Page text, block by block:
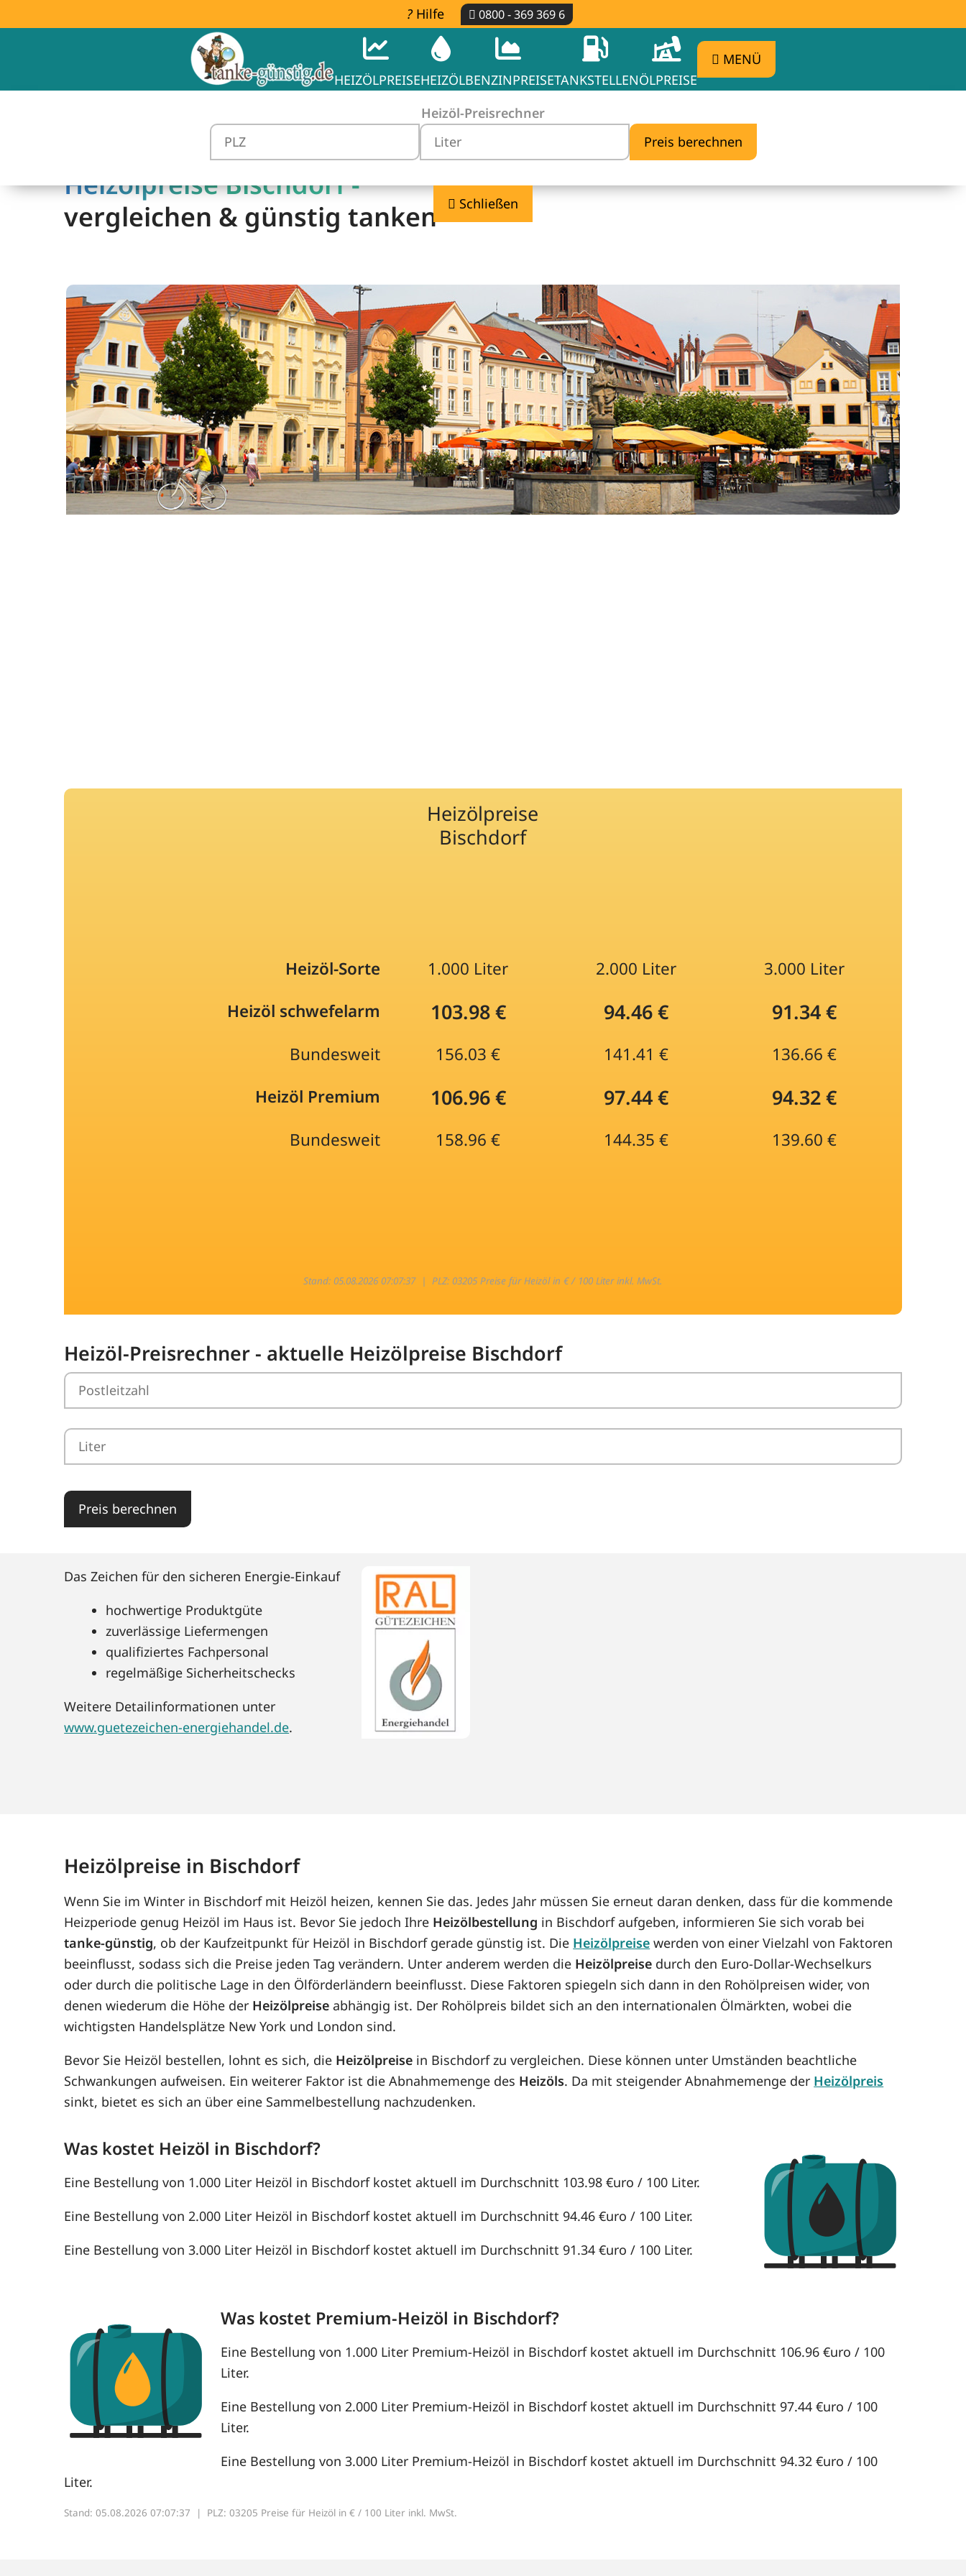
Hilfe 0800 - 369 369 6
HEIZÖLPREISEHEIZÖLBENZINPREISETANKSTELLENÖLPREISE
MENÜ
Heizöl-Preisrechner
Schließen
Heizölpreise Bischdorf -
vergleichen & günstig tanken
Heizölpreise
Bischdorf
Heizöl-Sorte 1.000 Liter 2.000 Liter
3.000 Liter
Heizöl schwefelarm
103.98 € 94.46 € 91.34 €
Bundesweit 156.03 € 141.41 €
136.66 €
Heizöl Premium
106.96 € 97.44 € 94.32 €
Bundesweit 158.96 € 144.35 € 139.60 €
Stand: 05.08.2026 07:07:37 |PLZ: 03205 Preise für Heizöl in € / 100 Liter inkl. MwSt.
Heizöl-Preisrechner - aktuelle Heizölpreise Bischdorf
Preis berechnen
Das Zeichen für den sicheren Energie-Einkauf
hochwertige Produktgüte
zuverlässige Liefermengen
qualifiziertes Fachpersonal
regelmäßige Sicherheitschecks
Weitere Detailinformationen unter
www.guetezeichen-energiehandel.de.
Heizölpreise in Bischdorf
Wenn Sie im Winter in Bischdorf mit Heizöl heizen, kennen Sie das. Jedes Jahr müssen Sie erneut daran denken, dass für die kommende
Heizperiode genug Heizöl im Haus ist. Bevor Sie jedoch Ihre Heizölbestellung in Bischdorf aufgeben, informieren Sie sich vorab bei
tanke-günstig, ob der Kaufzeitpunkt für Heizöl in Bischdorf gerade günstig ist. Die Heizölpreise werden von einer Vielzahl von Faktoren
beeinflusst, sodass sich die Preise jeden Tag verändern. Unter anderem werden die Heizölpreise durch den Euro-Dollar-Wechselkurs
oder durch die politische Lage in den Ölförderländern beeinflusst. Diese Faktoren spiegeln sich dann in den Rohölpreisen wider, von
denen wiederum die Höhe der Heizölpreise abhängig ist. Der Rohölpreis bildet sich an den internationalen Ölmärkten, wobei die
wichtigsten Handelsplätze New York und London sind.
Bevor Sie Heizöl bestellen, lohnt es sich, die Heizölpreise in Bischdorf zu vergleichen. Diese können unter Umständen beachtliche
Schwankungen aufweisen. Ein weiterer Faktor ist die Abnahmemenge des Heizöls. Da mit steigender Abnahmemenge der Heizölpreis
sinkt, bietet es sich an über eine Sammelbestellung nachzudenken.
Was kostet Heizöl in Bischdorf?
Eine Bestellung von 1.000 Liter Heizöl in Bischdorf kostet aktuell im Durchschnitt 103.98 €uro / 100 Liter.
Eine Bestellung von 2.000 Liter Heizöl in Bischdorf kostet aktuell im Durchschnitt 94.46 €uro / 100 Liter.
Eine Bestellung von 3.000 Liter Heizöl in Bischdorf kostet aktuell im Durchschnitt 91.34 €uro / 100 Liter.
Was kostet Premium-Heizöl in Bischdorf?
Eine Bestellung von 1.000 Liter Premium-Heizöl in Bischdorf kostet aktuell im Durchschnitt 106.96 €uro / 100
Liter.
Eine Bestellung von 2.000 Liter Premium-Heizöl in Bischdorf kostet aktuell im Durchschnitt 97.44 €uro / 100
Liter.
Eine Bestellung von 3.000 Liter Premium-Heizöl in Bischdorf kostet aktuell im Durchschnitt 94.32 €uro / 100
Liter.
Stand: 05.08.2026 07:07:37 | PLZ: 03205 Preise für Heizöl in € / 100 Liter inkl. MwSt.